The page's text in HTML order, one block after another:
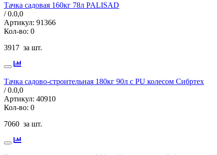
Тачка садовая 160кг 78л PALISAD
/ 0.0,0
Артикул: 91366
Кол-во: 0
3917 за шт.
Тачка садово-строительная 180кг 90л с PU колесом Сибртех
/ 0.0,0
Артикул: 40910
Кол-во: 0
7060 за шт.